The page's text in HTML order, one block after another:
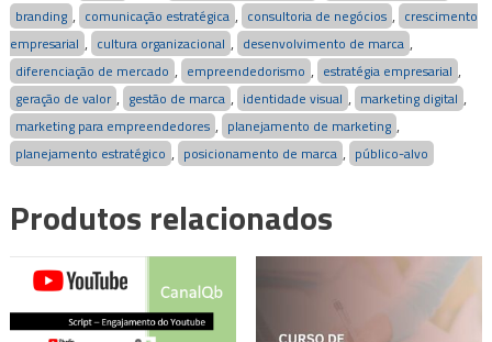
branding , comunicação estratégica , consultoria de negócios , crescimento
empresarial , cultura organizacional , desenvolvimento de marca ,
diferenciação de mercado , empreendedorismo , estratégia empresarial ,
geração de valor , gestão de marca , identidade visual , marketing digital ,
marketing para empreendedores , planejamento de marketing ,
planejamento estratégico , posicionamento de marca , público-alvo
Produtos relacionados